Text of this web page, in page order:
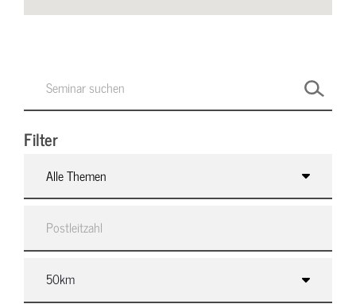
Filter
Alle Themen